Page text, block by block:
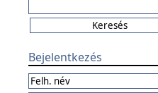
Bejelentkezés